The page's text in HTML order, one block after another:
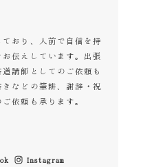
おり、人前で自信を持
伝えしています。出張
講師としてのご依頼も
などの筆耕、謝辞・祝
依頼も承ります。
Instagram